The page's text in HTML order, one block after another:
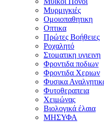
Μυρμιγκιές
Ομοιοπαθητικη
Οπτικα
Πρώτες Βοήθειες
Ροχαλητό
Στοματικη υγιεινη
Φροντιδα ποδιων
Φροντιδα Χεριων
Φυσικα
Φυτοθεραπεια
Χειμώνας
Βιολογικά έλαια
ΜΗΣΥΦΑ